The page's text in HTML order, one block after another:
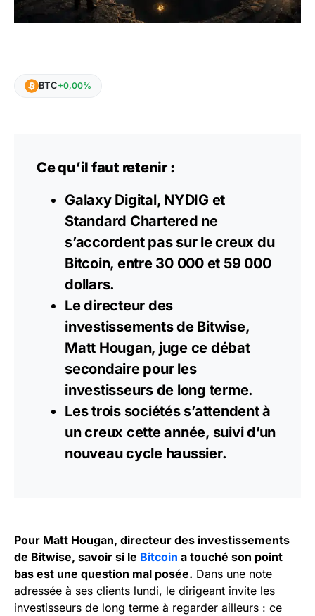
BTC+0,00%
Ce qu’il faut retenir :
Galaxy Digital, NYDIG et
Standard Chartered ne
s’accordent pas sur le creux du
Bitcoin, entre 30 000 et 59 000
dollars.
Le directeur des
investissements de Bitwise,
Matt Hougan, juge ce débat
secondaire pour les
investisseurs de long terme.
Les trois sociétés s’attendent à
un creux cette année, suivi d’un
nouveau cycle haussier.
Pour Matt Hougan, directeur des investissements
de Bitwise, savoir si le Bitcoin a touché son point
bas est une question mal posée. Dans une note
adressée à ses clients lundi, le dirigeant invite les
investisseurs de long terme à regarder ailleurs : ce